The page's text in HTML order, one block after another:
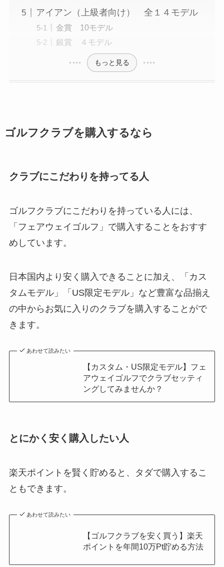
アイアン（上級者向け） 全１４モデル
金賞 10モデル
銀賞 ４モデル
もっと見る
ゴルフクラブを購入するなら
クラブにこだわりを持ってる人
ゴルフクラブにこだわりを持っている人には、
「フェアウェイゴルフ」で購入することをおすす
めしています。
日本国内より安く購入できることに加え、「カス
タムモデル」「US限定モデル」など豊富な品揃え
の中からお気に入りのクラブを購入することがで
きます。
あわせて読みたい
【カスタム・US限定モデル】フェ
アウェイゴルフでクラブセッティ
ングしてみませんか？
とにかく安く購入したい人
楽天ポイントを賢く貯めると、タダで購入するこ
ともできます。
あわせて読みたい
【ゴルフクラブを安く買う】楽天
ポイントを年間10万Pt貯める方法